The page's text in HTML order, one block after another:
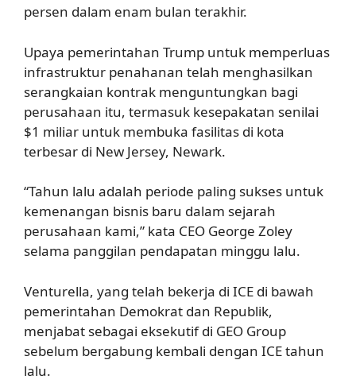
persen dalam enam bulan terakhir.
Upaya pemerintahan Trump untuk memperluas
infrastruktur penahanan telah menghasilkan
serangkaian kontrak menguntungkan bagi
perusahaan itu, termasuk kesepakatan senilai
$1 miliar untuk membuka fasilitas di kota
terbesar di New Jersey, Newark.
“Tahun lalu adalah periode paling sukses untuk
kemenangan bisnis baru dalam sejarah
perusahaan kami,” kata CEO George Zoley
selama panggilan pendapatan minggu lalu.
Venturella, yang telah bekerja di ICE di bawah
pemerintahan Demokrat dan Republik,
menjabat sebagai eksekutif di GEO Group
sebelum bergabung kembali dengan ICE tahun
lalu.